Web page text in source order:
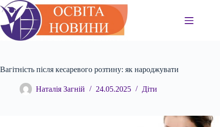
Перейти
до
вмісту
Вагітність після кесаревого розтину: як народжувати
Наталія Загній 24.05.2025 Діти